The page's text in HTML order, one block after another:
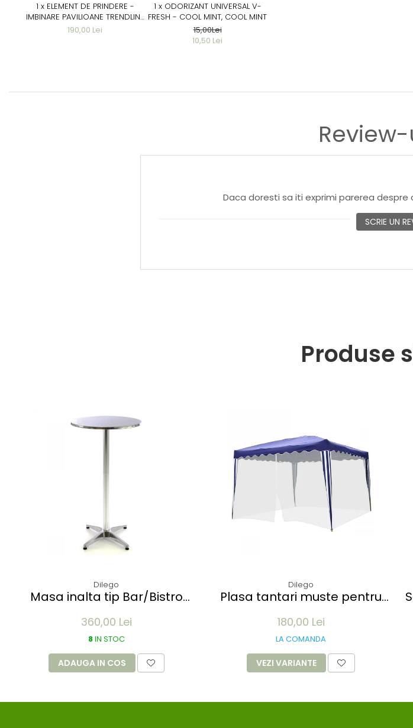
1 x ELEMENT DE PRINDERE -
IMBINARE PAVILIOANE TRENDLINE
36- PRINDERE CU SURUB -
190,00 Lei
1 x ODORIZANT UNIVERSAL V-
FRESH - COOL MINT, COOL MINT
15,00Lei
10,50 Lei
Daca doresti sa iti exprimi parerea
SCRIE UN
Produse
Dilego
Masa inalta tip Bar/Bistro
optic crom
360,00 Lei
8IN STOC
ADAUGA IN COS
Dilego
Plasa tantari muste pentru
culoare alb
180,00 Lei
LA COMANDA
VEZI VARIANTE